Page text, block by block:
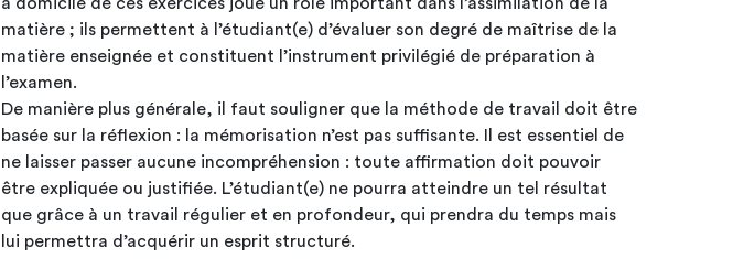
matière ; ils permettent à l’étudiant(e) d’évaluer son degré de maîtrise de la
matière enseignée et constituent l’instrument privilégié de préparation à
l’examen.
De manière plus générale, il faut souligner que la méthode de travail doit être
basée sur la réflexion : la mémorisation n’est pas suffisante. Il est essentiel de
ne laisser passer aucune incompréhension : toute affirmation doit pouvoir
être expliquée ou justifiée. L’étudiant(e) ne pourra atteindre un tel résultat
que grâce à un travail régulier et en profondeur, qui prendra du temps mais
lui permettra d’acquérir un esprit structuré.